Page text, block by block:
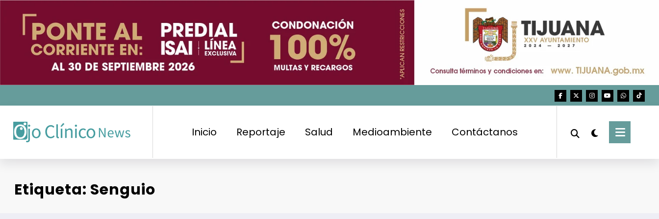
contenido
Inicio Reportaje Salud Medioambiente Contáctanos
Etiqueta: Senguio